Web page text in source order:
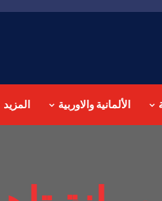
الألمانية والاوربية المزيد